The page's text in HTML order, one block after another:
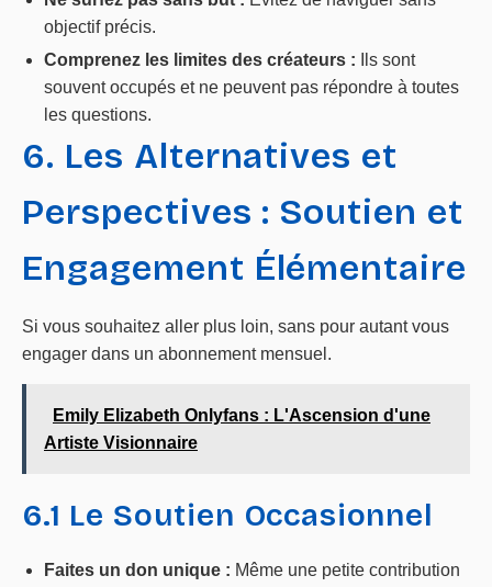
objectif précis.
Comprenez les limites des créateurs : Ils sont
souvent occupés et ne peuvent pas répondre à toutes
les questions.
6. Les Alternatives et
Perspectives : Soutien et
Engagement Élémentaire
Si vous souhaitez aller plus loin, sans pour autant vous
engager dans un abonnement mensuel.
Emily Elizabeth Onlyfans : L'Ascension d'une
Artiste Visionnaire
6.1 Le Soutien Occasionnel
Faites un don unique : Même une petite contribution